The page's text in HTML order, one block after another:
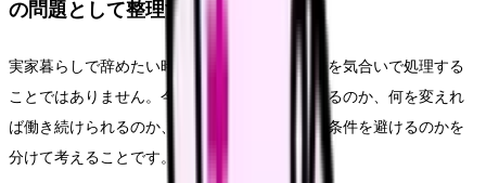
の問題として整理する
実家暮らしで辞めたい時に大切なのは、つらさを気合いで処理する
ことではありません。今の職場で何が起きているのか、何を変えれ
ば働き続けられるのか、離れるなら次にどんな条件を避けるのかを
分けて考えることです。